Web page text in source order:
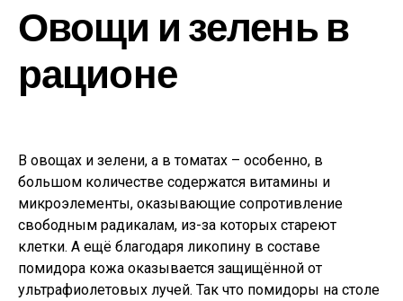
Овощи и зелень в
рационе
В овощах и зелени, а в томатах – особенно, в
большом количестве содержатся витамины и
микроэлементы, оказывающие сопротивление
свободным радикалам, из-за которых стареют
клетки. А ещё благодаря ликопину в составе
помидора кожа оказывается защищённой от
ультрафиолетовых лучей. Так что помидоры на столе